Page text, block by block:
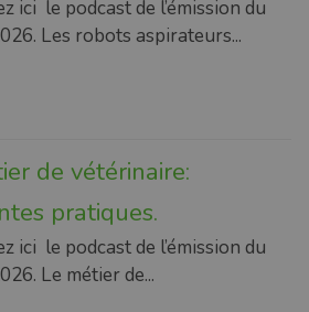
ici le podcast de l’émission du
Les robots aspirateurs...
de vétérinaire:
pratiques.
ici le podcast de l’émission du
Le métier de...